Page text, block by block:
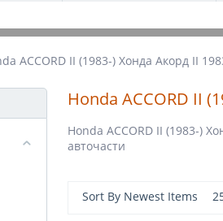
ACCORD II (1983-) Хонда Акорд II
Honda ACCORD II
Honda ACCORD II (1983-)
авточасти
Sort By Newest Items